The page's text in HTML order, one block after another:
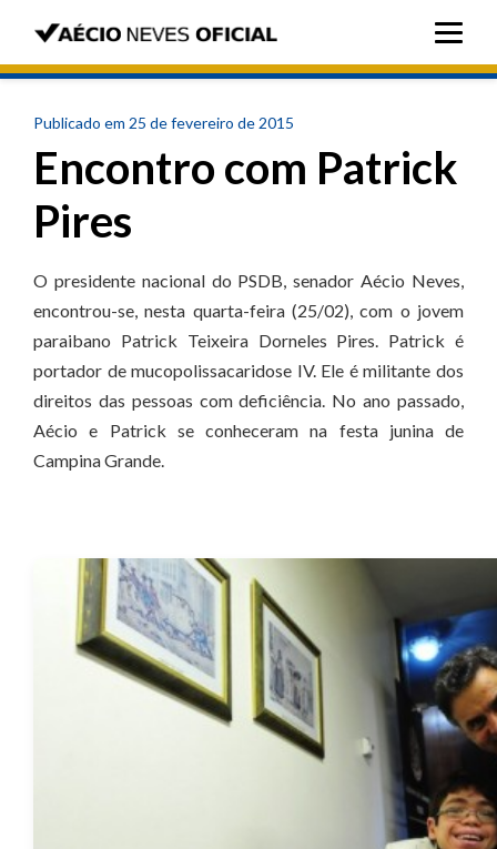
Publicado em 25 de fevereiro de 2015
Encontro com Patrick
Pires
O presidente nacional do PSDB, senador Aécio Neves,
encontrou-se, nesta quarta-feira (25/02), com o jovem
paraibano Patrick Teixeira Dorneles Pires. Patrick é
portador de mucopolissacaridose IV. Ele é militante dos
direitos das pessoas com deficiência. No ano passado,
Aécio e Patrick se conheceram na festa junina de
Campina Grande.